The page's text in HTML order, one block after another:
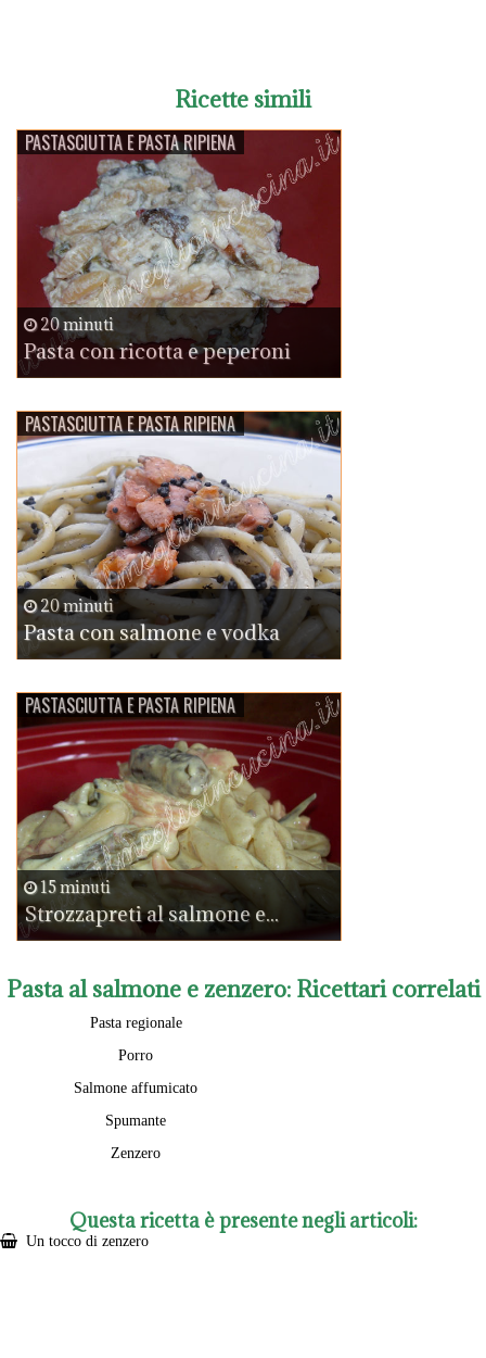
Ricette simili
PASTASCIUTTA E PASTA RIPIENA
20 minuti
Pasta con ricotta e peperoni
PASTASCIUTTA E PASTA RIPIENA
20 minuti
Pasta con salmone e vodka
PASTASCIUTTA E PASTA RIPIENA
15 minuti
Strozzapreti al salmone e...
Pasta al salmone e zenzero: Ricettari correlati
Pasta regionale
Porro
Salmone affumicato
Spumante
Zenzero
Questa ricetta è presente negli articoli:
Un tocco di zenzero